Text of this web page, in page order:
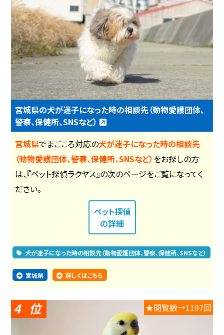
宮城県の犬が迷子になった時の相談先（動物愛護団体、
警察、保健所、SNSなど）
宮城県でまごころ対応の犬が迷子になった時の相談先
（動物愛護団体、警察、保健所、SNSなど） をお探しの方
は、『ペット探偵ラクヤス』の次のページをご覧になってく
ださい。
ペット探偵
の詳細
犬が迷子になった時の相談先（動物愛護団体、警察、保健所、SNSなど）
宮城県 詳しくはこちら
4 ★閲覧数→1197回